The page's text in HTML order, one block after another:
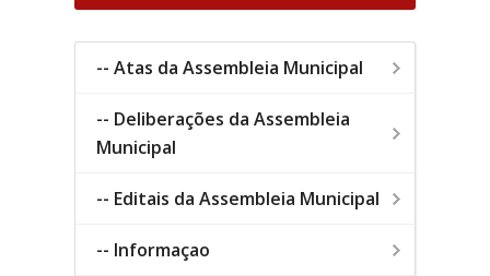
-- Atas da Assembleia Municipal
-- Deliberações da Assembleia
Municipal
-- Editais da Assembleia Municipal
-- Informaçao